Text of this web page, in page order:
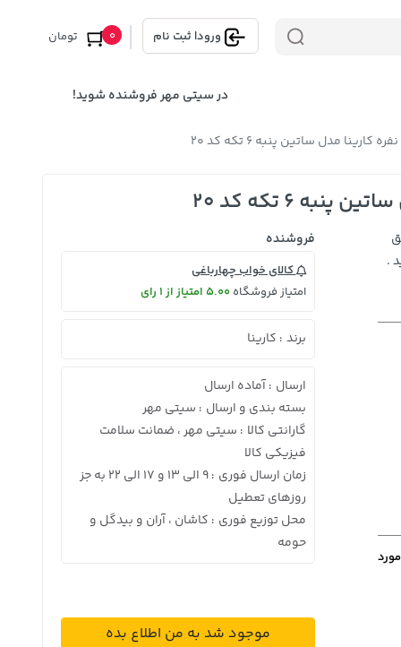
ورود| ثبت نام تومان 0
در سیتی مهر فروشنده شوید!
مدل ساتین پنبه 6 تکه کد 20
6 تکه کد 20
.
فروشنده
کالای خواب چهارباغی
امتیاز فروشگاه5.00 امتیاز از 1 رای
برند : کارینا
ارسال :آماده ارسال
بسته بندی و ارسال : سیتی مهر
گارانتی کالا : سیتی مهر ، ضمانت سلامت
فیزیکی کالا
زمان ارسال فوری :
9 الی 13 و 17 الی 22 به جز
روزهای تعطیل
محل توزیع فوری : کاشان ، آران و بیدگل و
حومه
موجود شد به من اطلاع بده